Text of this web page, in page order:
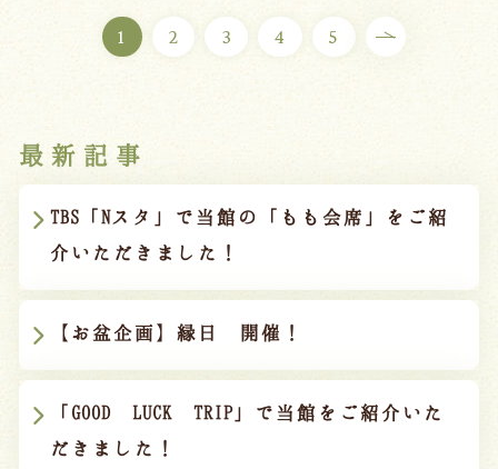
1 2 3 4 5
最新記事
TBS「Nスタ」で当館の「もも会席」をご紹
介いただきました！
【お盆企画】縁日 開催！
「GOOD LUCK TRIP」で当館をご紹介いた
だきました！